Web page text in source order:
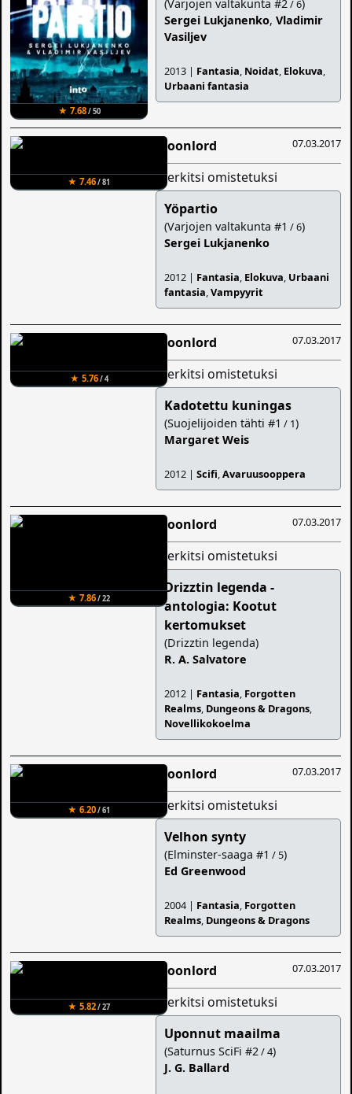
★ 7.68/ 50
(Varjojen valtakunta #2/ 6)
Sergei Lukjanenko,Vladimir
Vasiljev
2013 | Fantasia, Noidat, Elokuva,
Urbaani fantasia
★ 7.46/ 81
07.03.2017
Moonlord
merkitsi omistetuksi
Yöpartio
(Varjojen valtakunta #1 / 6)
Sergei Lukjanenko
2012 | Fantasia, Elokuva, Urbaani
fantasia,Vampyyrit
★ 5.76/ 4
07.03.2017
Moonlord
merkitsi omistetuksi
Kadotettu kuningas
(Suojelijoiden tähti #1 / 1)
Margaret Weis
2012 |Scifi,Avaruusooppera
★ 7.86/ 22
07.03.2017
Moonlord
merkitsi omistetuksi
Drizztin legenda -
antologia: Kootut
kertomukset
(Drizztin legenda)
R. A. Salvatore
2012 | Fantasia, Forgotten
Realms, Dungeons & Dragons,
Novellikokoelma
★ 6.20/ 61
07.03.2017
Moonlord
merkitsi omistetuksi
Velhon synty
(Elminster-saaga #1 / 5)
Ed Greenwood
2004 | Fantasia, Forgotten
Realms, Dungeons & Dragons
★ 5.82/ 27
07.03.2017
Moonlord
merkitsi omistetuksi
Uponnut maailma
(Saturnus SciFi #2/ 4)
J. G. Ballard